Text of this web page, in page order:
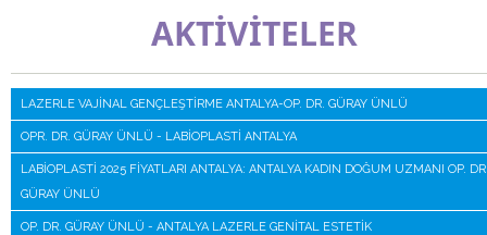
AKTİVİTELER
LAZERLE VAJINAL GENÇLEŞTIRME ANTALYA-OP. DR. GÜRAY ÜNLÜ
OPR. DR. GÜRAY ÜNLÜ - LABIOPLASTI ANTALYA
LABIOPLASTI 2025 FIYATLARI ANTALYA: ANTALYA KADIN DOĞUM UZMANI OP.
GÜRAY ÜNLÜ
OP. DR. GÜRAY ÜNLÜ - ANTALYA LAZERLE GENITAL ESTETIK